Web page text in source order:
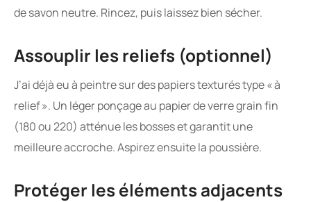
de savon neutre. Rincez, puis laissez bien sécher.
Assouplir les reliefs (optionnel)
J’ai déjà eu à peintre sur des papiers texturés type « à
relief ». Un léger ponçage au papier de verre grain fin
(180 ou 220) atténue les bosses et garantit une
meilleure accroche. Aspirez ensuite la poussière.
Protéger les éléments adjacents